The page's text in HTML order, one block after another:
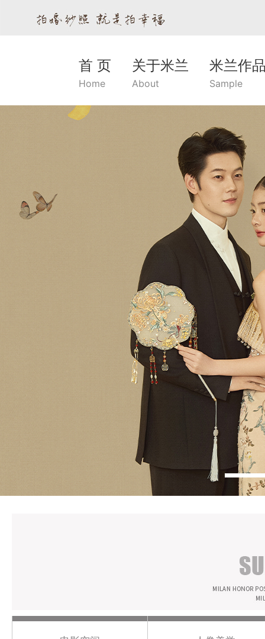
首 页
Home
关于米兰
About
米兰作
Sample